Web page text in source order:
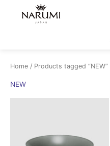
Home / Products tagged “NEW”
NEW